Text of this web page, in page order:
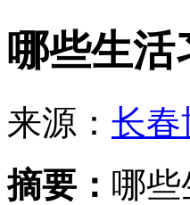
哪些生活
来源： 长春
摘要： 哪